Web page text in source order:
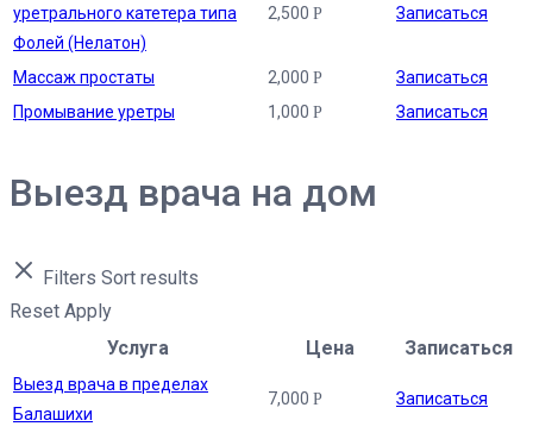
уретрального катетера типа
Фолей (Нелатон)
2,500 Р Записаться
Массаж простаты 2,000 Р
Записаться
Промывание уретры
1,000 Р Записаться
Выезд врача на дом
Filters Sort results
Reset Apply
Услуга
Цена Записаться
Выезд врача в пределах
Балашихи
7,000 Р Записаться